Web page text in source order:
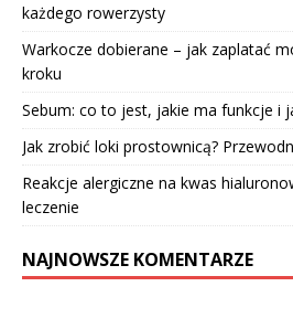
każdego rowerzysty
Warkocze dobierane – jak zaplatać
kroku
Sebum: co to jest, jakie ma funkcje i
Jak zrobić loki prostownicą?
Reakcje alergiczne na kwas
leczenie
NAJNOWSZE KOMENTARZE